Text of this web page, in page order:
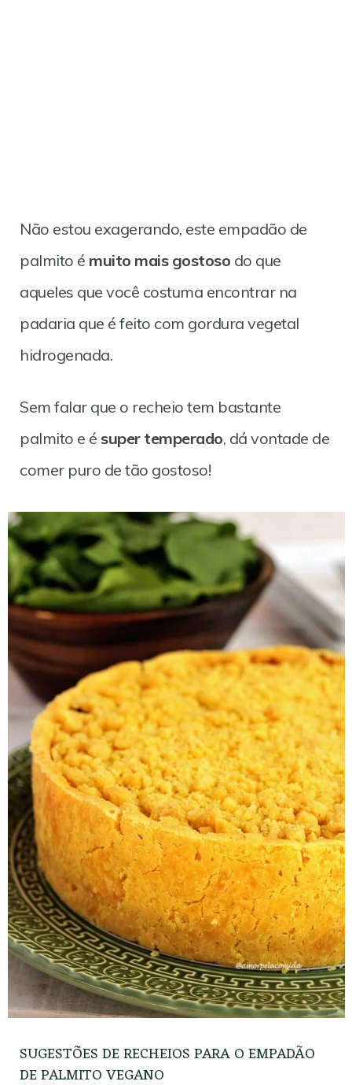
Não estou exagerando, este empadão de
palmito é muito mais gostoso do que
aqueles que você costuma encontrar na
padaria que é feito com gordura vegetal
hidrogenada.
Sem falar que o recheio tem bastante
palmito e é super temperado, dá vontade de
comer puro de tão gostoso!
SUGESTÕES DE RECHEIOS PARA O EMPADÃO
DE PALMITO VEGANO